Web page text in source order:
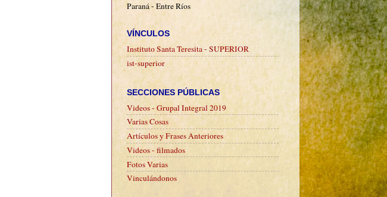
Paraná - Entre Ríos
VÍNCULOS
Instituto Santa Teresita - SUPERIOR
ist-superior
SECCIONES PÚBLICAS
Videos - Grupal Integral 2019
Varias Cosas
Artículos y Frases Anteriores
Videos - filmados
Fotos Varias
Vinculándonos